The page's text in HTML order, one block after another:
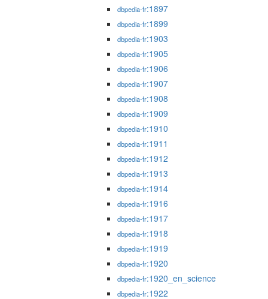
dbpedia-fr:1897
dbpedia-fr:1899
dbpedia-fr:1903
dbpedia-fr:1905
dbpedia-fr:1906
dbpedia-fr:1907
dbpedia-fr:1908
dbpedia-fr:1909
dbpedia-fr:1910
dbpedia-fr:1911
dbpedia-fr:1912
dbpedia-fr:1913
dbpedia-fr:1914
dbpedia-fr:1916
dbpedia-fr:1917
dbpedia-fr:1918
dbpedia-fr:1919
dbpedia-fr:1920
dbpedia-fr:1920_en_science
dbpedia-fr:1922